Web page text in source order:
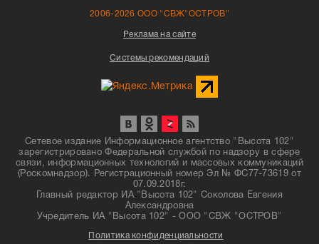
2006-2026 ООО "СВЖ"ОСТРОВ"
Реклама на сайте
Системы рекомендаций
Сетевое издание Информационное агентство "Высота 102"
зарегистрировано Федеральной службой по надзору в сфере
связи, информационных технологий и массовых коммуникаций
(Роскомнадзор). Регистрационный номер Эл № ФС77-73619 от
07.09.2018г.
Главный редактор ИА "Высота 102" Соколова Евгения
Александровна
Учредитель ИА "Высота 102" - ООО "СВЖ "ОСТРОВ"
Политика конфиденциальности